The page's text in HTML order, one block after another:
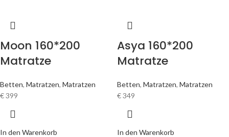
Moon 160*200
Matratze
Betten, Matratzen, Matratzen
€399
In den Warenkorb
Asya 160*200
Matratze
Betten, Matratzen, Matratzen
€349
In den Warenkorb